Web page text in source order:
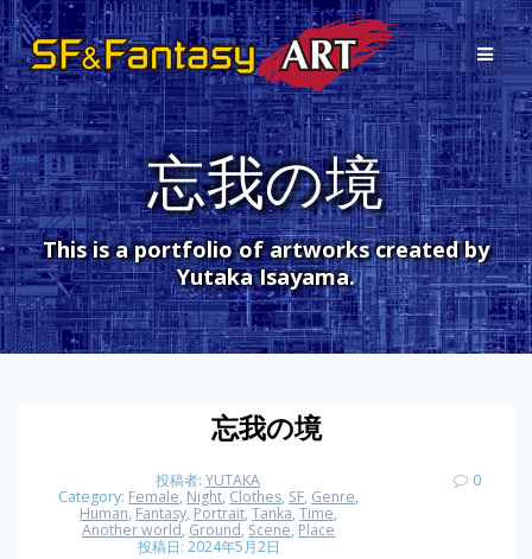
コ
ン
テ
ン
ツ
へ
ス
キ
ッ
プ
忘我の境
This is a portfolio of artworks created by
Yutaka Isayama.
忘我の境
投稿者: YUTAKA
Category: Female, Night, Clothes, SF, Genre,
Human, Fantasy, Portrait,Tanka,Time,
Another world, Ground, Scene, Place
投稿日: 2024年5月2日
0